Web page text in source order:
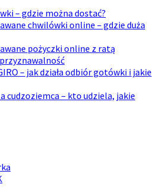
– gdzie można dostać?
chwilówki online – gdzie duża
pożyczki online z ratą
– jak działa odbiór gotówki i jakie
cudzoziemca – kto udziela, jakie